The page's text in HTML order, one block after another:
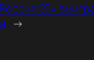
25»
→